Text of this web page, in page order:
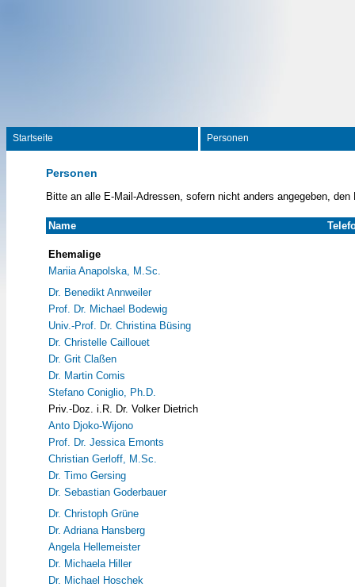
Startseite Personen
Personen
Bitte an alle E-Mail-Adressen, sofern nicht anders angegeben,
Name
Ehemalige
Mariia Anapolska, M.Sc.
Dr. Benedikt Annweiler
Prof. Dr. Michael Bodewig
Univ.-Prof. Dr. Christina Büsing
Dr. Christelle Caillouet
Dr. Grit Claßen
Dr. Martin Comis
Stefano Coniglio, Ph.D.
Priv.-Doz. i.R. Dr. Volker Dietrich
Anto Djoko-Wijono
Prof. Dr. Jessica Emonts
Christian Gerloff, M.Sc.
Dr. Timo Gersing
Dr. Sebastian Goderbauer
Dr. Christoph Grüne
Dr. Adriana Hansberg
Angela Hellemeister
Dr. Michaela Hiller
Dr. Michael Hoschek